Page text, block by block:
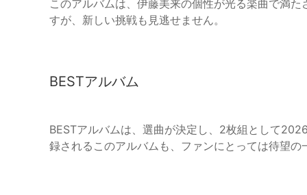
このアルバムは、伊藤美来の個性が光る楽曲で満
すが、新しい挑戦も見逃せません。
BESTアルバム
BESTアルバムは、選曲が決定し、2枚組として
録されるこのアルバムも、ファンにとっては待望の